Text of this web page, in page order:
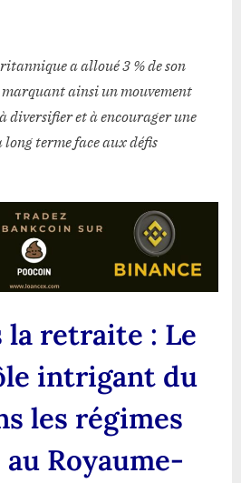
la
crypto
a alloué 3 % de son
ainsi un mouvement
diversifier et à encourager une
terme face aux défis
la retraite : Le
intrigant du
les régimes
Royaume-